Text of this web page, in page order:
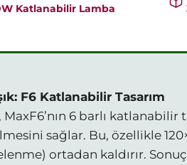
Katlanabilir Lamba
F6 Katlanabilir Tasarım
6 barlı katlanabilir
sağlar. Bu, özellikle
ortadan kaldırır.